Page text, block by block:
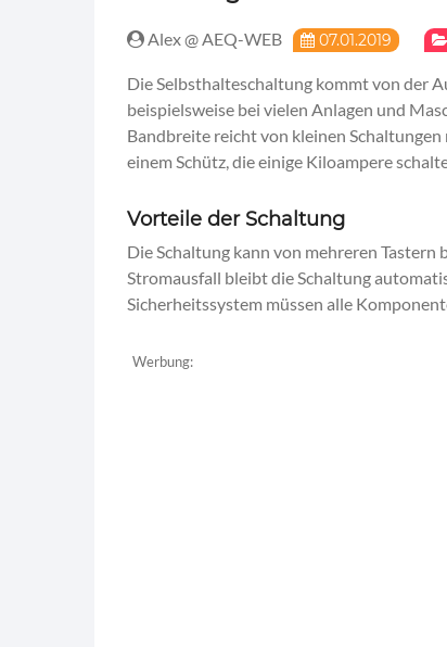
Alex @ AEQ-WEB 07.01.2019
Die Selbsthalteschaltung kommt von der
beispielsweise bei vielen Anlagen und
Bandbreite reicht von kleinen
einem Schütz, die einige Kiloampere
Vorteile der Schaltung
Die Schaltung kann von mehreren
Stromausfall bleibt die Schaltung
Sicherheitssystem müssen alle
Werbung: